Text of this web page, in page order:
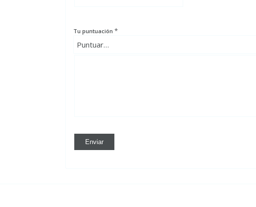
Tu puntuación *